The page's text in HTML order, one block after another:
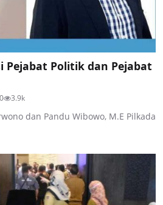
Pejabat Politik dan Pejabat
0 3.9k
dan Pandu Wibowo, M.E Pilkada